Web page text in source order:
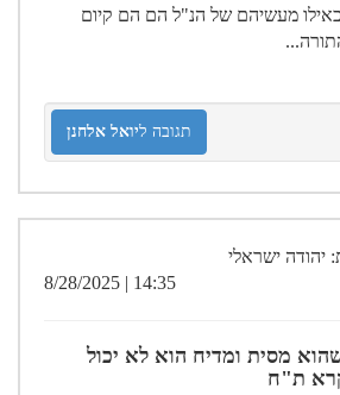
כאילו מעשיהם של הנ"ל הם הם קיום
תגובה ליואל אלחנן
יהודה ישראלי
14:35 | 8/28/2025
מסית ומדיח הוא לא יכול
ת"ח